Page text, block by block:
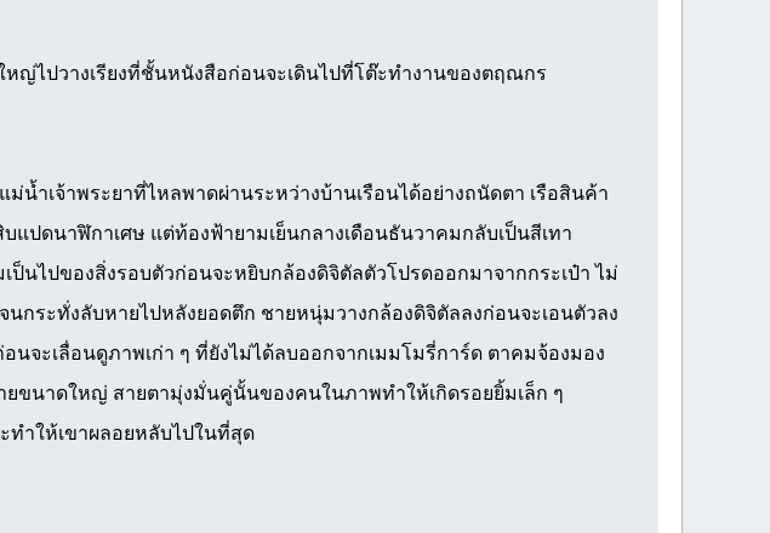
ญ่ไปวางเรียงที่ชั้นหนังสือก่อนจะเดินไปที่โต๊ะทำงานของตฤณกร
ำเจ้าพระยาที่ไหลพาดผ่านระหว่างบ้านเรือนได้อย่างถนัดตา เรือสินค้า
แปดนาฬิกาเศษ แต่ท้องฟ้ายามเย็นกลางเดือนธันวาคมกลับเป็นสีเทา
ไปของสิ่งรอบตัวก่อนจะหยิบกล้องดิจิตัลตัวโปรดออกมาจากกระเป๋า ไม่
นกระทั่งลับหายไปหลังยอดตึก ชายหนุ่มวางกล้องดิจิตัลลงก่อนจะเอนตัวลง
จะเลื่อนดูภาพเก่า ๆ ที่ยังไม่ได้ลบออกจากเมมโมรี่การ์ด ตาคมจ้องมอง
ขนาดใหญ่ สายตามุ่งมั่นคู่นั้นของคนในภาพทำให้เกิดรอยยิ้มเล็ก ๆ
ำให้เขาผลอยหลับไปในที่สุด